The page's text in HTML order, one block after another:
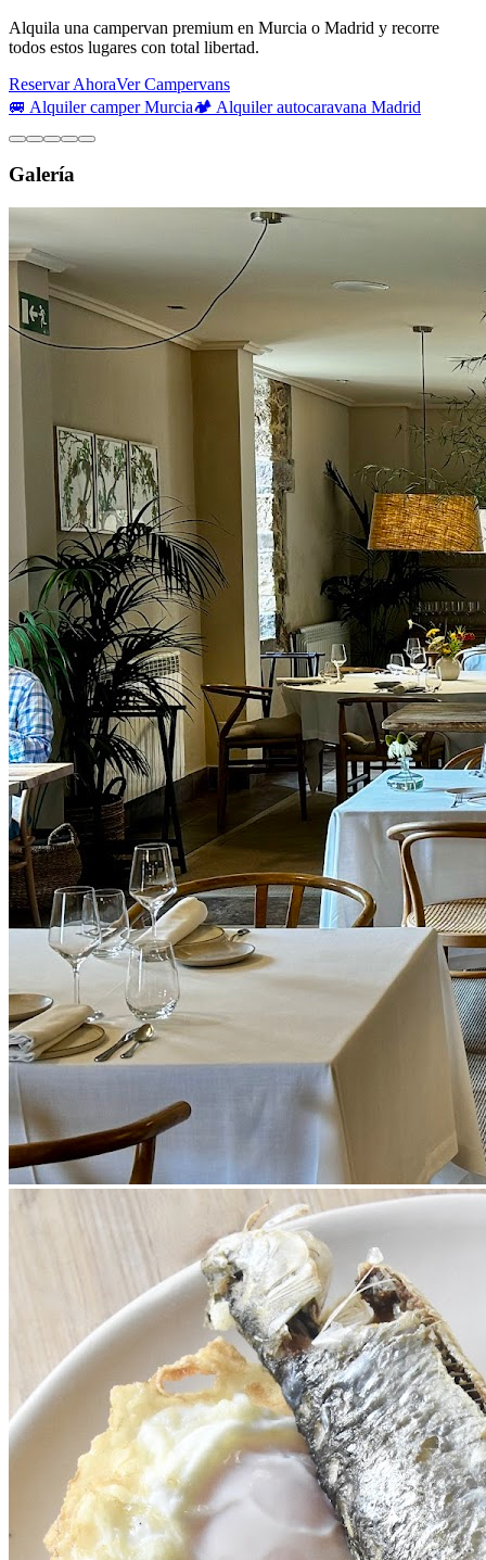
Alquila una campervan premium en Murcia o Madrid y recorre
todos estos lugares con total libertad.
Reservar AhoraVer Campervans
🚐 Alquiler camper Murcia🏕️ Alquiler autocaravana Madrid
Galería